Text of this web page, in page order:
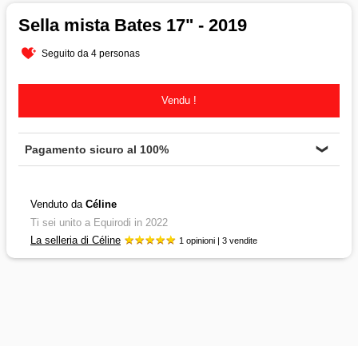
Sella mista Bates 17" - 2019
Seguito da 4 personas
Vendu !
Pagamento sicuro al 100% ❯
Venduto da Céline
Ti sei unito a Equirodi in 2022
La selleria di Céline
1 opinioni | 3 vendite